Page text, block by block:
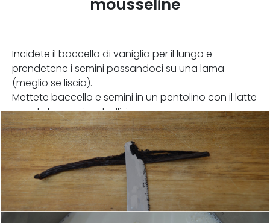
mousseline
Incidete il baccello di vaniglia per il lungo e
prendetene i semini passandoci su una lama
(meglio se liscia).
Mettete baccello e semini in un pentolino con il latte
e portate quasi a ebollizione.